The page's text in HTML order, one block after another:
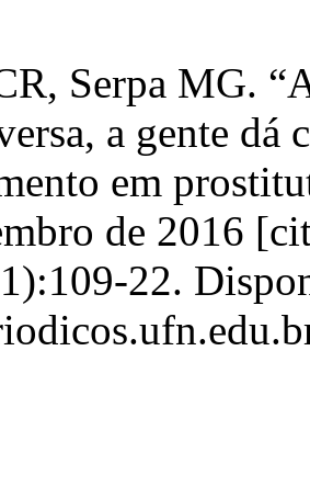
Serpa MG.
a gente dá
em
de 2016
22.